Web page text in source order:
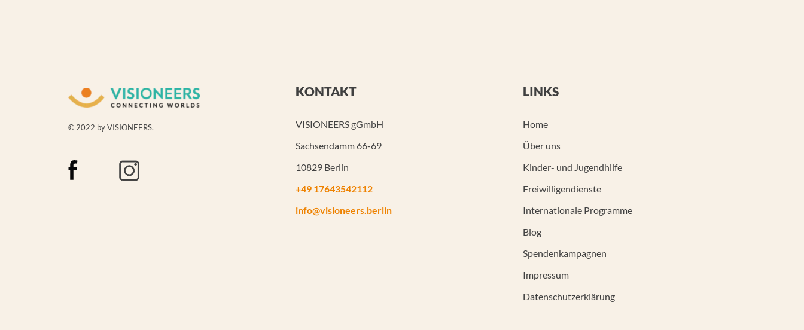
© 2022 by VISIONEERS.
KONTAKT
VISIONEERS gGmbH
Sachsendamm 66-69
10829 Berlin
+49 17643542112
info@visioneers.berlin
LINKS
Home
Über uns
Kinder- und Jugendhilfe
Freiwilligendienste
Internationale Programme
Blog
Spendenkampagnen
Impressum
Datenschutzerklärung